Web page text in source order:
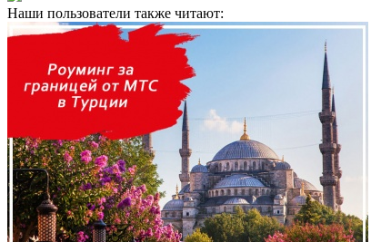
Наши пользователи также читают: